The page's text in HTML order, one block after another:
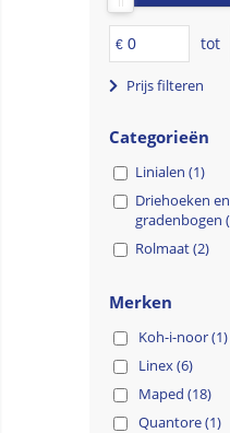
€ tot
Prijs filteren
Categorieën
Linialen (1)
Driehoeken en
gradenbogen
Rolmaat (2)
Merken
Koh-i-noor (1)
Linex (6)
Maped (18)
Quantore (1)